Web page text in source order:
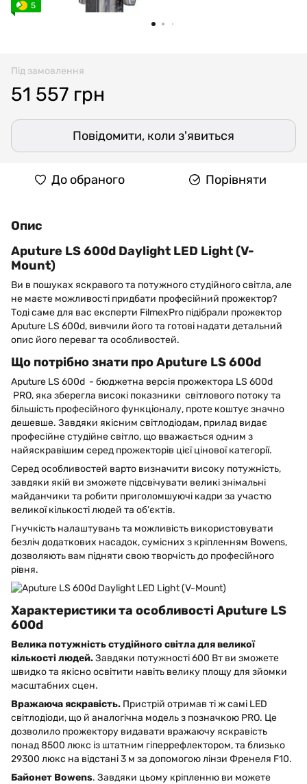
5
Під замовлення
51 557 грн
Повідомити, коли з'явиться
До обраного Порівняти
Опис
Aputure LS 600d Daylight LED Light (V-
Mount)
Ви в пошуках яскравого та потужного студійного світла, але
не маєте можливості придбати професійний прожектор?
Тоді саме для вас експерти FilmexPro підібрали прожектор
Aputure LS 600d, вивчили його та готові надати детальний
опис його переваг та особливостей.
Що потрібно знати про Aputure LS 600d
Aputure LS 600d - бюджетна версія прожектора LS 600d
PRO, яка зберегла високі показники світлового потоку та
більшість професійного функціоналу, проте коштує значно
дешевше. Завдяки якісним світлодіодам, прилад видає
професійне студійне світло, що вважається одним з
найяскравішим серед прожекторів цієї цінової категорії.
Серед особливостей варто визначити високу потужність,
завдяки якій ви зможете підсвічувати великі знімальні
майданчики та робити приголомшуючі кадри за участю
великої кількості людей та об’єктів.
Гнучкість налаштувань та можливість використовувати
безліч додаткових насадок, сумісних з кріпленням Bowens,
дозволяють вам підняти свою творчість до професійного
рівня.
Характеристики та особливості Aputure LS
600d
Велика потужність студійного світла для великої
кількості людей.Завдяки потужності 600 Вт ви зможете
швидко та якісно освітити навіть велику площу для зйомки
масштабних сцен.
Вражаюча яскравість. Пристрій отримав ті ж самі LED
світлодіоди, що й аналогічна модель з позначкою PRO. Це
дозволило прожектору видавати вражаючу яскравість
понад 8500 люкс із штатним гіперрефлектором, та близько
29300 люкс на відстані 3 м за допомогою лінзи Френеля F10.
Байонет Bowens. Завдяки цьому кріпленню ви можете